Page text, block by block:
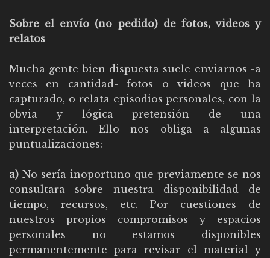
Sobre el envío (no pedido) de fotos, videos y
relatos
Mucha gente bien dispuesta suele enviarnos -a
veces en cantidad- fotos o videos que ha
capturado, o relata episodios personales, con la
obvia y lógica pretensión de una
interpretación. Ello nos obliga a algunas
puntualizaciones:
a) No sería inoportuno que previamente se nos
consultara sobre nuestra disponibilidad de
tiempo, recursos, etc. Por cuestiones de
nuestros propios compromisos y espacios
personales no estamos disponibles
permanentemente para revisar el material y